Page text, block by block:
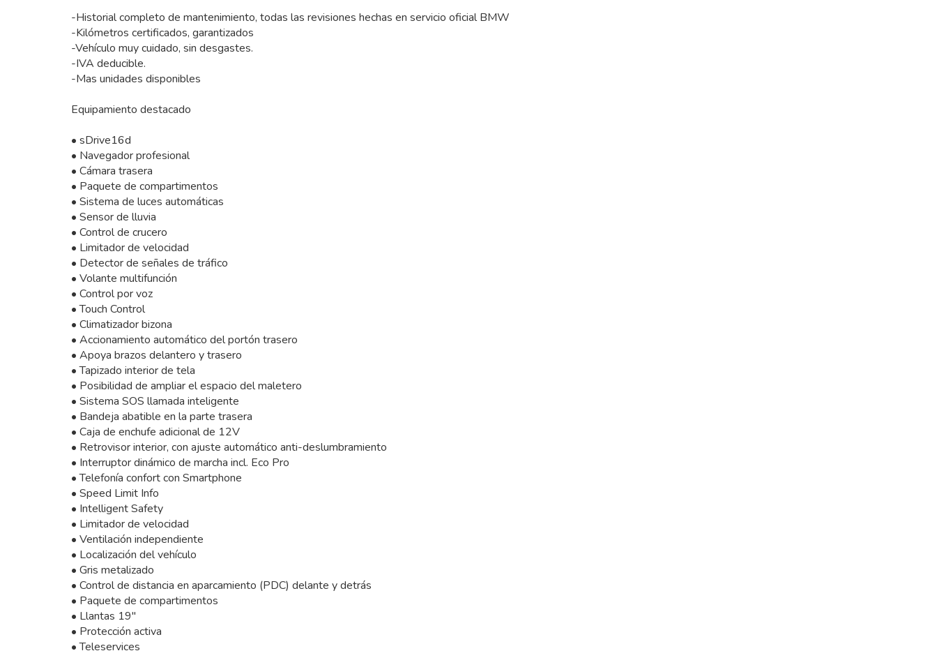
-Historial completo de mantenimiento, todas las revisiones hechas en servicio oficial BMW
-Kilómetros certificados, garantizados
-Vehículo muy cuidado, sin desgastes.
-IVA deducible.
-Mas unidades disponibles
Equipamiento destacado
• sDrive16d
• Navegador profesional
• Cámara trasera
• Paquete de compartimentos
• Sistema de luces automáticas
• Sensor de lluvia
• Control de crucero
• Limitador de velocidad
• Detector de señales de tráfico
• Volante multifunción
• Control por voz
• Touch Control
• Climatizador bizona
• Accionamiento automático del portón trasero
• Apoya brazos delantero y trasero
• Tapizado interior de tela
• Posibilidad de ampliar el espacio del maletero
• Sistema SOS llamada inteligente
• Bandeja abatible en la parte trasera
• Caja de enchufe adicional de 12V
• Retrovisor interior, con ajuste automático anti-deslumbramiento
• Interruptor dinámico de marcha incl. Eco Pro
• Telefonía confort con Smartphone
• Speed Limit Info
• Intelligent Safety
• Limitador de velocidad
• Ventilación independiente
• Localización del vehículo
• Gris metalizado
• Control de distancia en aparcamiento (PDC) delante y detrás
• Paquete de compartimentos
• Llantas 19"
• Protección activa
• Teleservices